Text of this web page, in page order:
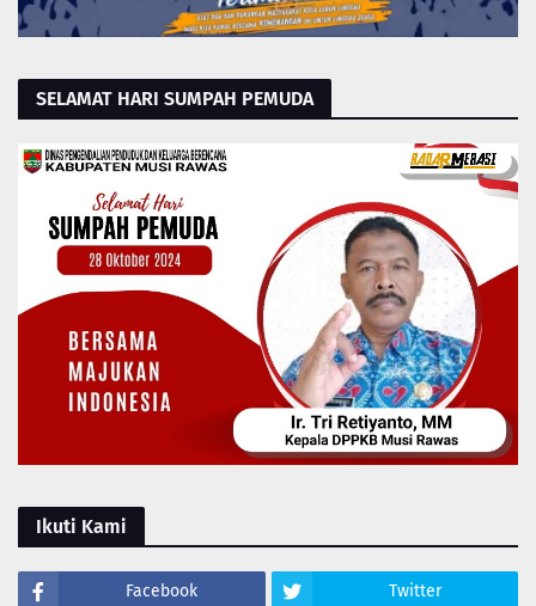
SELAMAT HARI SUMPAH PEMUDA
Ikuti Kami
Facebook Twitter